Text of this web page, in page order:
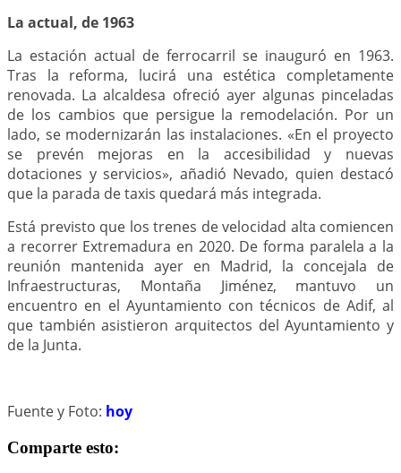
La actual, de 1963
La estación actual de ferrocarril se inauguró en 1963.
Tras la reforma, lucirá una estética completamente
renovada. La alcaldesa ofreció ayer algunas pinceladas
de los cambios que persigue la remodelación. Por un
lado, se modernizarán las instalaciones. «En el proyecto
se prevén mejoras en la accesibilidad y nuevas
dotaciones y servicios», añadió Nevado, quien destacó
que la parada de taxis quedará más integrada.
Está previsto que los trenes de velocidad alta comiencen
a recorrer Extremadura en 2020. De forma paralela a la
reunión mantenida ayer en Madrid, la concejala de
Infraestructuras, Montaña Jiménez, mantuvo un
encuentro en el Ayuntamiento con técnicos de Adif, al
que también asistieron arquitectos del Ayuntamiento y
de la Junta.
Fuente y Foto: hoy
Comparte esto: